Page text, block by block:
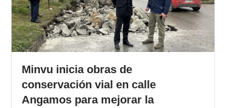
Minvu inicia obras de
conservación vial en calle
Angamos para mejorar la